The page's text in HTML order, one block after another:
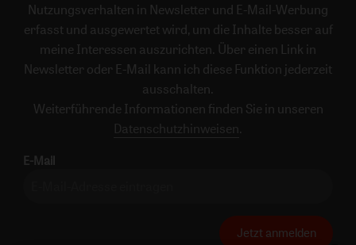
Nutzungsverhalten in Newsletter und E-Mail-Werbung
erfasst und ausgewertet wird, um die Inhalte besser auf
meine Interessen auszurichten. Über einen Link in
Newsletter oder E-Mail kann ich diese Funktion jederzeit
ausschalten.
Weiterführende Informationen finden Sie in unseren
Datenschutzhinweisen .
E-Mail
Jetzt anmelden